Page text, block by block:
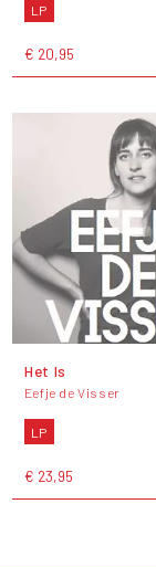
LP
€ 20,95
Het Is
Eefje de Visser
LP
€ 23,95